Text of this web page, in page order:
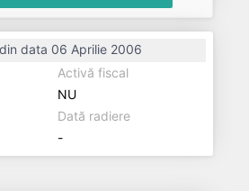
din data 06 Aprilie 2006
Activă fiscal
NU
Dată radiere
-